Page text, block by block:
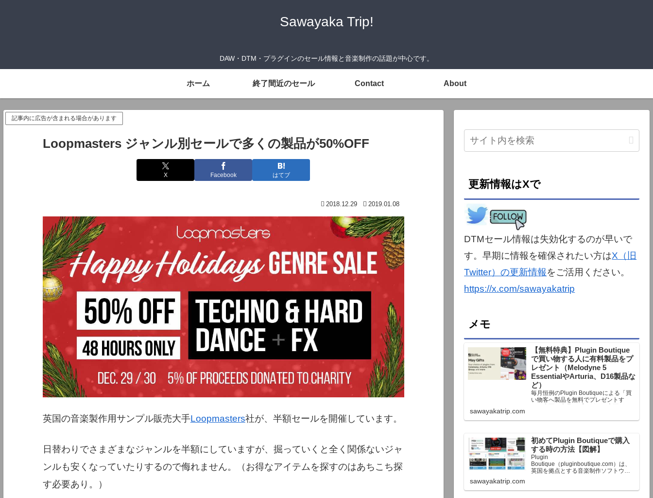
Sawayaka Trip!
DAW・DTM・プラグインのセール情報と音楽制作の話題が中心です。
ホーム 終了間近のセール Contact About
記事内に広告が含まれる場合があります
Loopmasters ジャンル別セールで多くの製品が50%OFF
X Facebook はてブ
2018.12.29 2019.01.08
英国の音楽製作用サンプル販売大手Loopmasters社が、半額セールを開催しています。
日替わりでさまざまなジャンルを半額にしていますが、掘っていくと全く関係ないジャ
ンルも安くなっていたりするので侮れません。（お得なアイテムを探すのはあちこち探
す必要あり。）
更新情報はXで
DTMセール情報は失効化するのが早いで
す。早期に情報を確保されたい方はX（旧
Twitter）の更新情報をご活用ください。
https://x.com/sawayakatrip
メモ
【無料特典】Plugin Boutique
で買い物する人に有料製品をプ
レゼント（Melodyne 5
EssentialやArturia、D16製品な
ど）
毎月恒例のPlugin Boutiqueによる「買
い物客へ製品を無料でプレゼントす
る」企画。今月もプレゼント企画が用
定額以上のお金を出して何かを購入す
終了予定日：日本時間：6/1（月…
sawayakatrip.com
初めてPlugin Boutiqueで購入
する時の方法【図解】
Plugin
Boutique（pluginboutique.com）は、
英国を拠点とする音楽制作ソフトウェ
で、世界中のミュージシャンに利用さ
sawayakatrip.com